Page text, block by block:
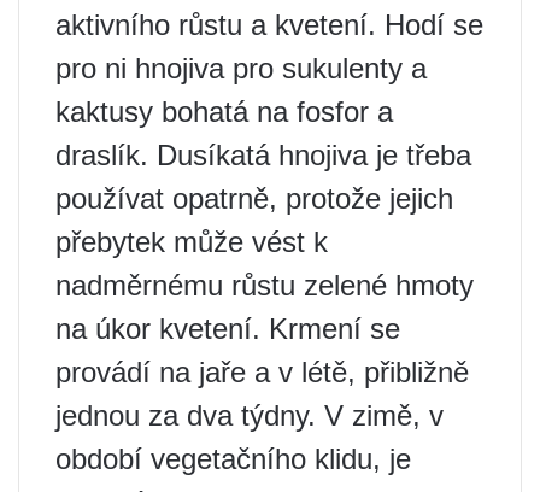
aktivního růstu a kvetení. Hodí se
pro ni hnojiva pro sukulenty a
kaktusy bohatá na fosfor a
draslík. Dusíkatá hnojiva je třeba
používat opatrně, protože jejich
přebytek může vést k
nadměrnému růstu zelené hmoty
na úkor kvetení. Krmení se
provádí na jaře a v létě, přibližně
jednou za dva týdny. V zimě, v
období vegetačního klidu, je